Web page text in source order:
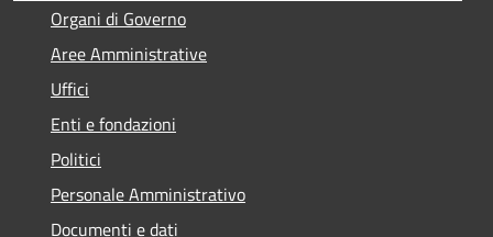
Organi di Governo
Aree Amministrative
Uffici
Enti e fondazioni
Politici
Personale Amministrativo
Documenti e dati